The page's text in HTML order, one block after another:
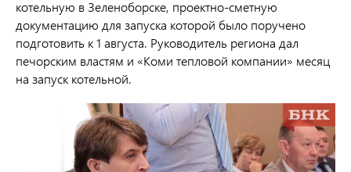
котельную в Зеленоборске, проектно-сметную
документацию для запуска которой было поручено
подготовить к 1 августа. Руководитель региона дал
печорским властям и «Коми тепловой компании» месяц
на запуск котельной.